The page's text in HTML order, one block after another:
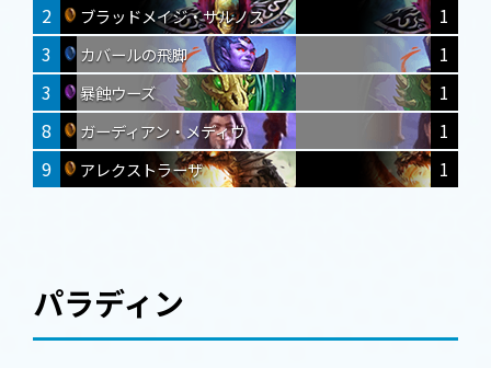
2 ブラッドメイジ・サルノス
1
3
カバールの飛脚
1
3
暴蝕ウーズ
1
8
ガーディアン・メディヴ
1
9
アレクストラーザ 1
パラディン